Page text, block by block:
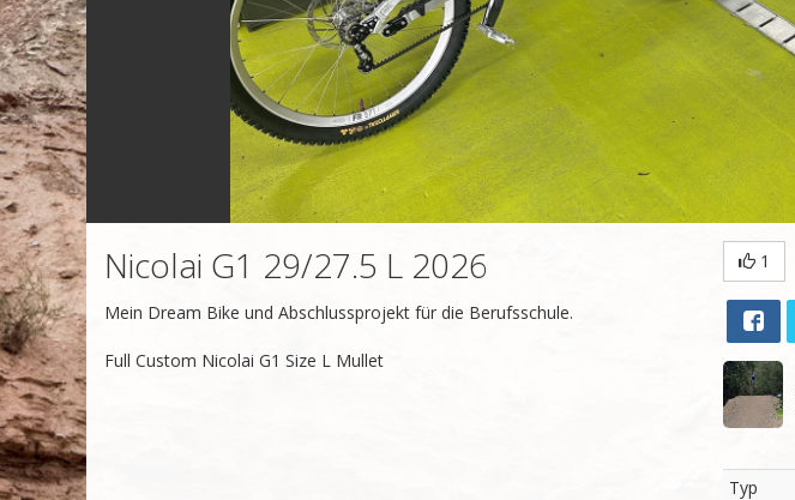
Nicolai G1 29/27.5 L 2026
Mein Dream Bike und Abschlussprojekt für die Berufsschule.
Full Custom Nicolai G1 Size L Mullet
1
Typ